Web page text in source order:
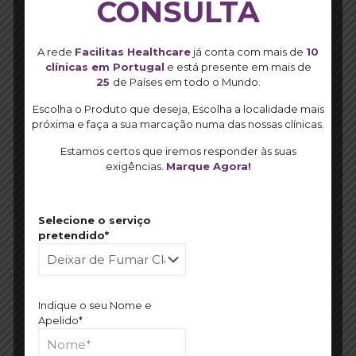
position=’center’ custom_border=’av-border-thin’
custom_width=’50px’ custom_border_color=”
custom_margin_bottom=’30px’ icon_select=’yes’
custom_icon_color=” icon=’ue808′ font=’entypo-fontello’
av_uid=’av-jkmuq7la’ custom_class=”
[av_image src=’https://facilitas.pt/wp-
attachment_size=’full’ align=’center’ styling=” hover=”
link=” target=” caption=” font_size=” appearance=”
animation’ av_uid=’av-jpiiw9ts’ custom_class=”
admin_preview_bg=”][/av_image]
[/av_section]
bottom_border=’no-border-styling’
bottom_border_diagonal_color=’#9d2e7f’
bottom_border_diagonal_direction=’border-extra-
diagonal-inverse’ bottom_border_style=”
CONSULTA
A rede Facilitas Healthcare já conta com mais de 10
clínicas em Portugal e está presente em mais de
25 de Países em todo o Mundo.
Escolha o Produto que deseja, Escolha a localidade mais
próxima e faça a sua marcação numa das nossas clínicas.
Estamos certos que iremos responder às suas
exigências. Marque Agora!
Selecione o serviço
pretendido*
Indique o seu Nome e
Apelido*